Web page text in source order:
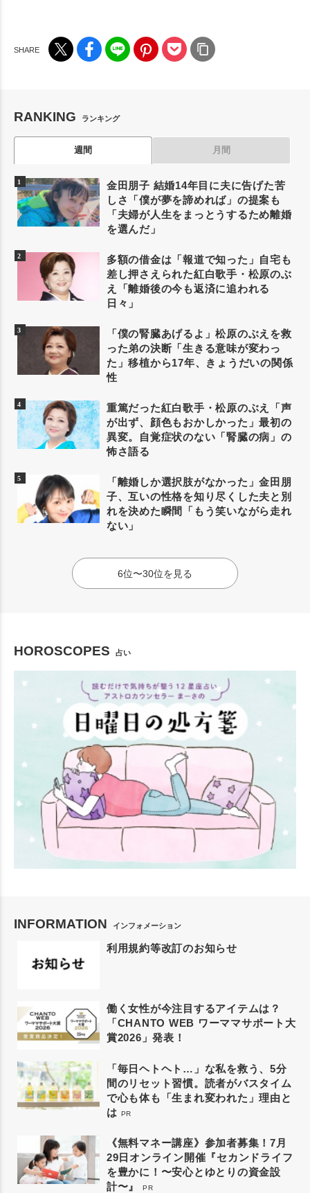
RANKING ランキング
週間 月間
金田朋子 結婚14年目に夫に告げた苦
しさ「僕が夢を諦めれば」の提案も
「夫婦が人生をまっとうするため離婚
を選んだ」
多額の借金は「報道で知った」自宅も
差し押さえられた紅白歌手・松原のぶ
え「離婚後の今も返済に追われる
日々」
「僕の腎臓あげるよ」松原のぶえを救
った弟の決断「生きる意味が変わっ
た」移植から17年、きょうだいの関係
性
重篤だった紅白歌手・松原のぶえ「声
が出ず、顔色もおかしかった」最初の
異変。自覚症状のない「腎臓の病」の
怖さ語る
「離婚しか選択肢がなかった」金田朋
子、互いの性格を知り尽くした夫と別
れを決めた瞬間「もう笑いながら走れ
ない」
6位〜30位を見る
HOROSCOPES 占い
INFORMATION インフォメーション
利用規約等改訂のお知らせ
働く女性が今注目するアイテムは？
「CHANTO WEB ワーママサポート大
賞2026」発表！
「毎日ヘトヘト…」な私を救う、5分
間のリセット習慣。読者がバスタイム
で心も体も「生まれ変われた」理由と
は PR
《無料マネー講座》参加者募集！7月
29日オンライン開催『セカンドライフ
を豊かに！〜安心とゆとりの資金設
計〜』
PR